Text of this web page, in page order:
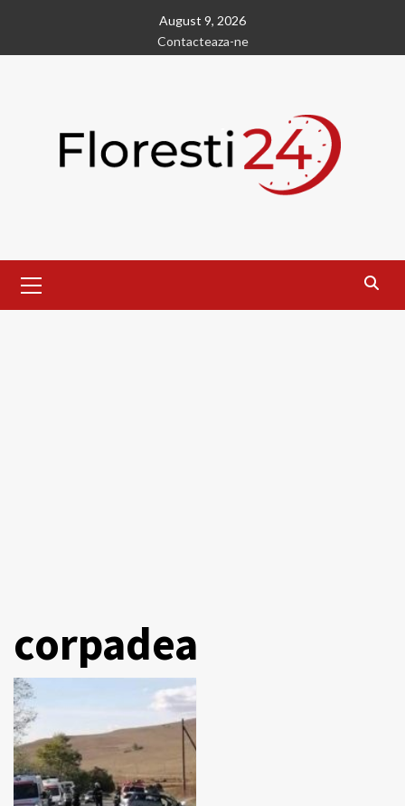
content
August 9, 2026
Contacteaza-ne
Menu
corpadea